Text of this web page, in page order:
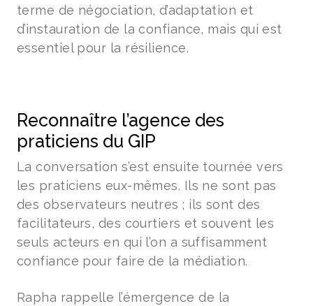
terme de négociation, d’adaptation et
d’instauration de la confiance, mais qui est
essentiel pour la résilience.
Reconnaître l’agence des
praticiens du GIP
La conversation s’est ensuite tournée vers
les praticiens eux-mêmes. Ils ne sont pas
des observateurs neutres ; ils sont des
facilitateurs, des courtiers et souvent les
seuls acteurs en qui l’on a suffisamment
confiance pour faire de la médiation.
Rapha rappelle l’émergence de la